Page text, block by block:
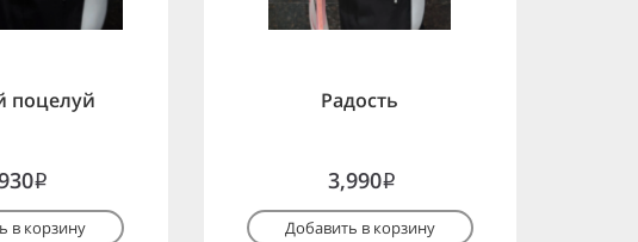
поцелуй
i
в корзину
Радость
3,990i
Добавить в корзину